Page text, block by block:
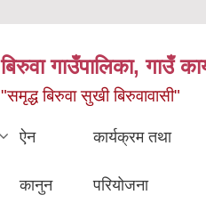
बिरुवा गाउँपालिका, गाउँ
"समृद्ध बिरुवा सुखी बिरुवावासी"
ऐन
कानुन
कार्यक्रम तथा
परियोजना